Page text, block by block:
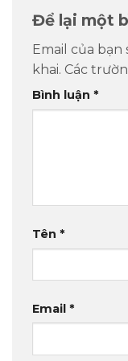
Để lại một
Email của
khai. Các
Bình luận *
Tên *
Email *